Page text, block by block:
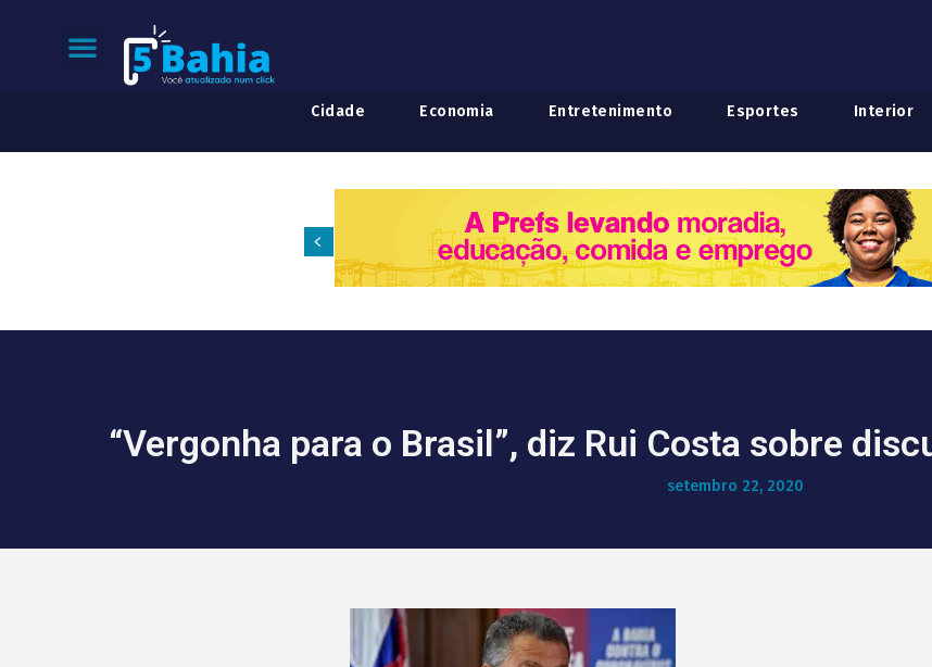
Cidade Economia Entretenimento Esportes Interior
“Vergonha para o Brasil”, diz Rui Costa sobre
setembro 22, 2020